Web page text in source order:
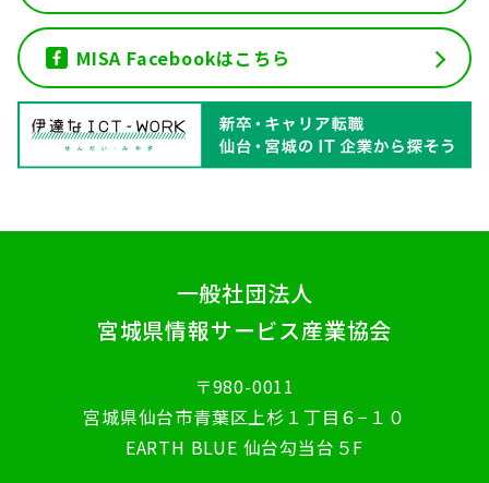
MISA Facebookはこちら
一般社団法人
宮城県情報サービス産業協会
〒980-0011
宮城県仙台市青葉区上杉１丁目６−１０
EARTH BLUE 仙台勾当台５F